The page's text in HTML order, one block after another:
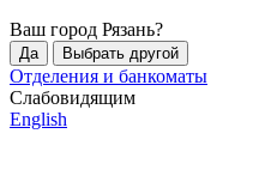
Ваш город Рязань?
Да Выбрать другой
Отделения и банкоматы
Слабовидящим
English